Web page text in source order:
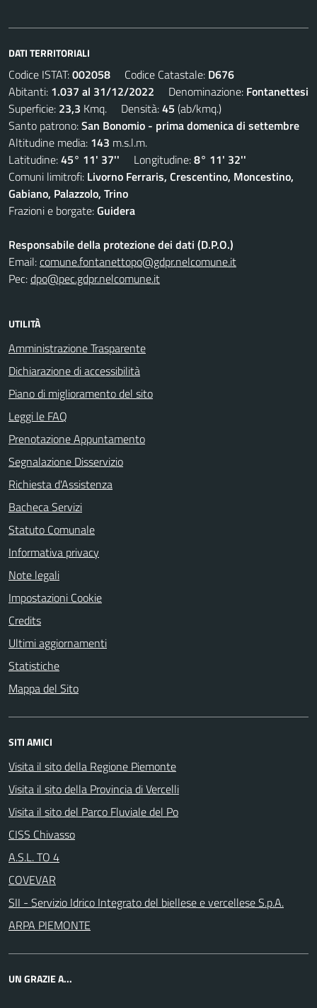
DATI TERRITORIALI
Codice ISTAT:002058 Codice Catastale: D676
Abitanti: 1.037 al 31/12/2022 Denominazione: Fontanettesi
Superficie: 23,3 Kmq. Densità:45 (ab/kmq.)
Santo patrono:San Bonomio - prima domenica di settembre
Altitudine media: 143 m.s.l.m.
Latitudine:45° 11' 37'' Longitudine:8° 11' 32''
Comuni limitrofi: Livorno Ferraris, Crescentino, Moncestino,
Gabiano, Palazzolo, Trino
Frazioni e borgate:Guidera
Responsabile della protezione dei dati (D.P.O.)
Email:comune.fontanettopo@gdpr.nelcomune.it
Pec:dpo@pec.gdpr.nelcomune.it
UTILITÀ
Amministrazione Trasparente
Dichiarazione di accessibilità
Piano di miglioramento del sito
Leggi le FAQ
Prenotazione Appuntamento
Segnalazione Disservizio
Richiesta d'Assistenza
Bacheca Servizi
Statuto Comunale
Informativa privacy
Note legali
Impostazioni Cookie
Credits
Ultimi aggiornamenti
Statistiche
Mappa del Sito
SITI AMICI
Visita il sito della Regione Piemonte
Visita il sito della Provincia di Vercelli
Visita il sito del Parco Fluviale del Po
CISS Chivasso
A.S.L. TO 4
COVEVAR
SII - Servizio Idrico Integrato del biellese e vercellese S.p.A.
ARPA PIEMONTE
UN GRAZIE A...